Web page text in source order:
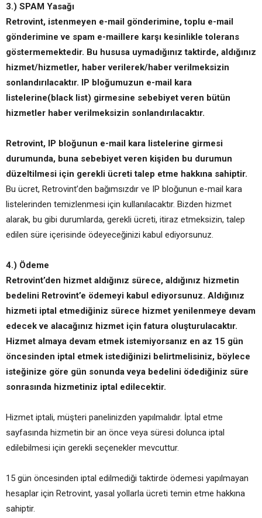
3.) SPAM Yasağı
Retrovint, istenmeyen e-mail gönderimine, toplu e-mail
gönderimine ve spam e-maillere karşı kesinlikle tolerans
göstermemektedir. Bu hususa uymadığınız taktirde, aldığınız
hizmet/hizmetler, haber verilerek/haber verilmeksizin
sonlandırılacaktır. IP bloğumuzun e-mail kara
listelerine(black list) girmesine sebebiyet veren bütün
hizmetler haber verilmeksizin sonlandırılacaktır.
Retrovint, IP bloğunun e-mail kara listelerine girmesi
durumunda, buna sebebiyet veren kişiden bu durumun
düzeltilmesi için gerekli ücreti talep etme hakkına sahiptir.
Bu ücret, Retrovint’den bağımsızdır ve IP bloğunun e-mail kara
listelerinden temizlenmesi için kullanılacaktır. Bizden hizmet
alarak, bu gibi durumlarda, gerekli ücreti, itiraz etmeksizin, talep
edilen süre içerisinde ödeyeceğinizi kabul ediyorsunuz.
4.) Ödeme
Retrovint’den hizmet aldığınız sürece, aldığınız hizmetin
bedelini Retrovint’e ödemeyi kabul ediyorsunuz. Aldığınız
hizmeti iptal etmediğiniz sürece hizmet yenilenmeye devam
edecek ve alacağınız hizmet için fatura oluşturulacaktır.
Hizmet almaya devam etmek istemiyorsanız en az 15 gün
öncesinden iptal etmek istediğinizi belirtmelisiniz, böylece
isteğinize göre gün sonunda veya bedelini ödediğiniz süre
sonrasında hizmetiniz iptal edilecektir.
Hizmet iptali, müşteri panelinizden yapılmalıdır. İptal etme
sayfasında hizmetin bir an önce veya süresi dolunca iptal
edilebilmesi için gerekli seçenekler mevcuttur.
15 gün öncesinden iptal edilmediği taktirde ödemesi yapılmayan
hesaplar için Retrovint, yasal yollarla ücreti temin etme hakkına
sahiptir.